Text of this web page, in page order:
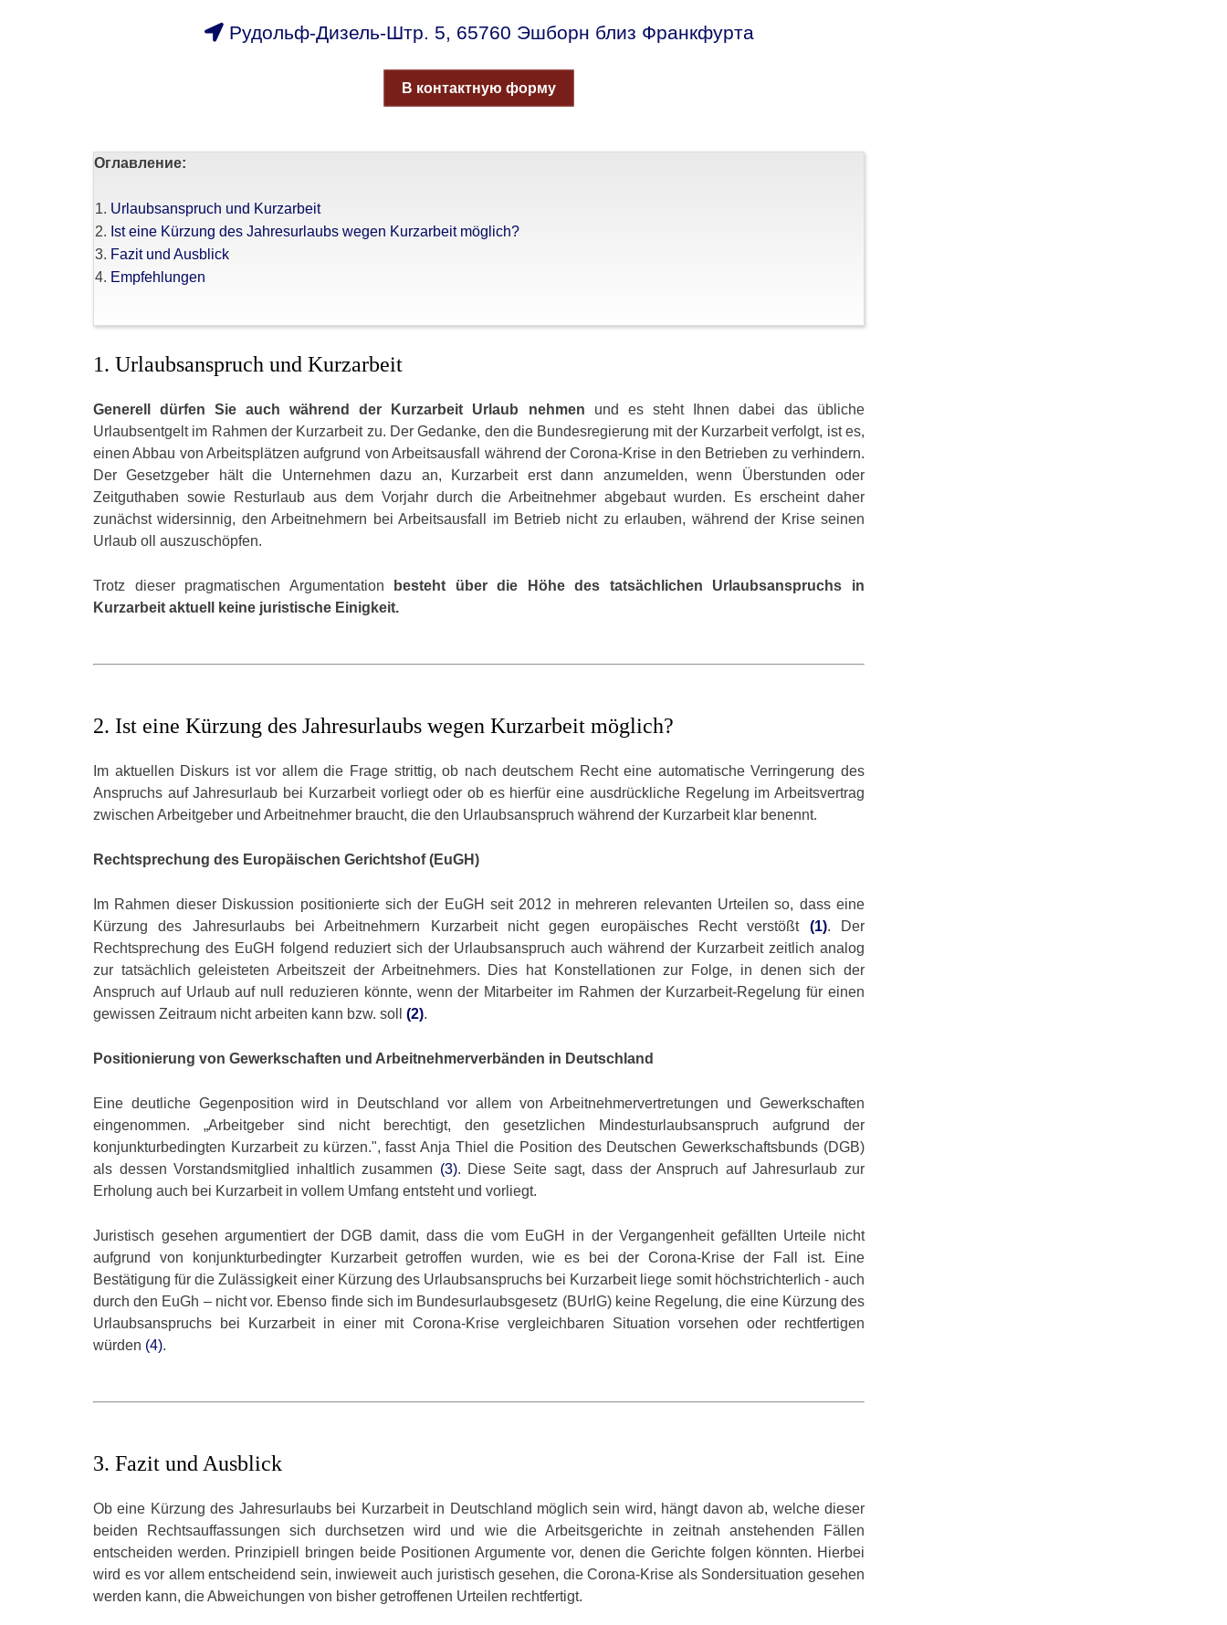
Рудольф-Дизель-Штр. 5, 65760 Эшборн близ Франкфурта
В контактную форму
Оглавление:
Urlaubsanspruch und Kurzarbeit
Ist eine Kürzung des Jahresurlaubs wegen Kurzarbeit möglich?
Fazit und Ausblick
Empfehlungen
1. Urlaubsanspruch und Kurzarbeit
Generell dürfen Sie auch während der Kurzarbeit Urlaub nehmen und es steht Ihnen dabei das übliche
Urlaubsentgelt im Rahmen der Kurzarbeit zu. Der Gedanke, den die Bundesregierung mit der Kurzarbeit verfolgt, ist es,
einen Abbau von Arbeitsplätzen aufgrund von Arbeitsausfall während der Corona-Krise in den Betrieben zu verhindern.
Der Gesetzgeber hält die Unternehmen dazu an, Kurzarbeit erst dann anzumelden, wenn Überstunden oder
Zeitguthaben sowie Resturlaub aus dem Vorjahr durch die Arbeitnehmer abgebaut wurden. Es erscheint daher
zunächst widersinnig, den Arbeitnehmern bei Arbeitsausfall im Betrieb nicht zu erlauben, während der Krise seinen
Urlaub oll auszuschöpfen.
Trotz dieser pragmatischen Argumentation
besteht über die Höhe des tatsächlichen Urlaubsanspruchs in
Kurzarbeit aktuell keine juristische Einigkeit.
2. Ist eine Kürzung des Jahresurlaubs wegen Kurzarbeit möglich?
Im aktuellen Diskurs ist vor allem die Frage strittig, ob nach deutschem Recht eine automatische Verringerung des
Anspruchs auf Jahresurlaub bei Kurzarbeit vorliegt oder ob es hierfür eine ausdrückliche Regelung im Arbeitsvertrag
zwischen Arbeitgeber und Arbeitnehmer braucht, die den Urlaubsanspruch während der Kurzarbeit klar benennt.
Rechtsprechung des Europäischen Gerichtshof (EuGH)
Im Rahmen dieser Diskussion positionierte sich der EuGH seit 2012 in mehreren relevanten Urteilen so, dass eine
Kürzung des Jahresurlaubs bei Arbeitnehmern Kurzarbeit nicht gegen europäisches Recht verstößt (1). Der
Rechtsprechung des EuGH folgend reduziert sich der Urlaubsanspruch auch während der Kurzarbeit zeitlich analog
zur tatsächlich geleisteten Arbeitszeit der Arbeitnehmers. Dies hat Konstellationen zur Folge, in denen sich der
Anspruch auf Urlaub auf null reduzieren könnte, wenn der Mitarbeiter im Rahmen der Kurzarbeit-Regelung für einen
gewissen Zeitraum nicht arbeiten kann bzw. soll (2).
Positionierung von Gewerkschaften und Arbeitnehmerverbänden in Deutschland
Eine deutliche Gegenposition wird in Deutschland vor allem von Arbeitnehmervertretungen und Gewerkschaften
eingenommen. „Arbeitgeber sind nicht berechtigt, den gesetzlichen Mindesturlaubsanspruch aufgrund der
konjunkturbedingten Kurzarbeit zu kürzen.", fasst Anja Thiel die Position des Deutschen Gewerkschaftsbunds (DGB)
als dessen Vorstandsmitglied inhaltlich zusammen (3). Diese Seite sagt, dass der Anspruch auf Jahresurlaub zur
Erholung auch bei Kurzarbeit in vollem Umfang entsteht und vorliegt.
Juristisch gesehen argumentiert der DGB damit, dass die vom EuGH in der Vergangenheit gefällten Urteile nicht
aufgrund von konjunkturbedingter Kurzarbeit getroffen wurden, wie es bei der Corona-Krise der Fall ist. Eine
Bestätigung für die Zulässigkeit einer Kürzung des Urlaubsanspruchs bei Kurzarbeit liege somit höchstrichterlich - auch
durch den EuGh – nicht vor. Ebenso finde sich im Bundesurlaubsgesetz (BUrlG) keine Regelung, die eine Kürzung des
Urlaubsanspruchs bei Kurzarbeit in einer mit Corona-Krise vergleichbaren Situation vorsehen oder rechtfertigen
würden (4).
3. Fazit und Ausblick
Ob eine Kürzung des Jahresurlaubs bei Kurzarbeit in Deutschland möglich sein wird, hängt davon ab, welche dieser
beiden Rechtsauffassungen sich durchsetzen wird und wie die Arbeitsgerichte in zeitnah anstehenden Fällen
entscheiden werden. Prinzipiell bringen beide Positionen Argumente vor, denen die Gerichte folgen könnten. Hierbei
wird es vor allem entscheidend sein, inwieweit auch juristisch gesehen, die Corona-Krise als Sondersituation gesehen
werden kann, die Abweichungen von bisher getroffenen Urteilen rechtfertigt.